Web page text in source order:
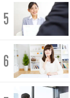
5
6